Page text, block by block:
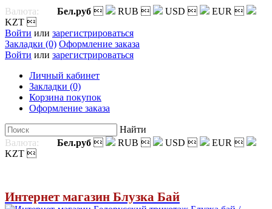
Валюта: Бел.руб  RUB  USD  EUR 
KZT 
Войти или зарегистрироваться
Закладки (0) Оформление заказа
Войти или зарегистрироваться
Личный кабинет
Закладки (0)
Корзина покупок
Оформление заказа
Найти
Валюта:
Бел.руб  RUB  USD  EUR 
KZT 
Интернет магазин Блузка Бай